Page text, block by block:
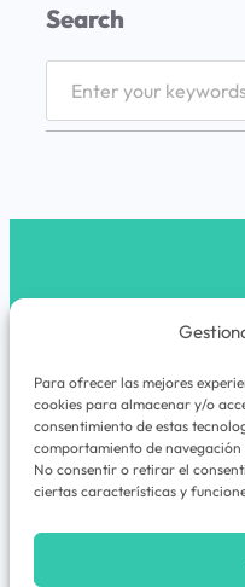
Para ofrecer las mejores
cookies para almacenar y/o
consentimiento de estas
comportamiento de navegación
No consentir o retirar el
ciertas características y
Search
La Tribu
experiencias,
aventuras para